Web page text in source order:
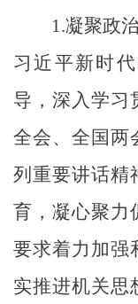
1.凝聚政
习近平新时
导，深入学习
全会、全国两
列重要讲话精
育，凝心聚力
要求着力加强
实推进机关思